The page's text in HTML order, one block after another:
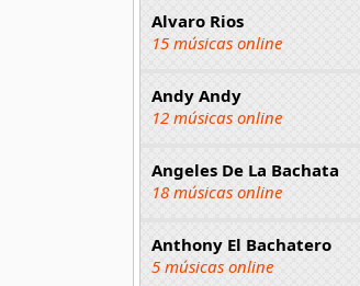
Alvaro Rios
15 músicas online
Andy Andy
12 músicas online
Angeles De La Bachata
18 músicas online
Anthony El Bachatero
5 músicas online